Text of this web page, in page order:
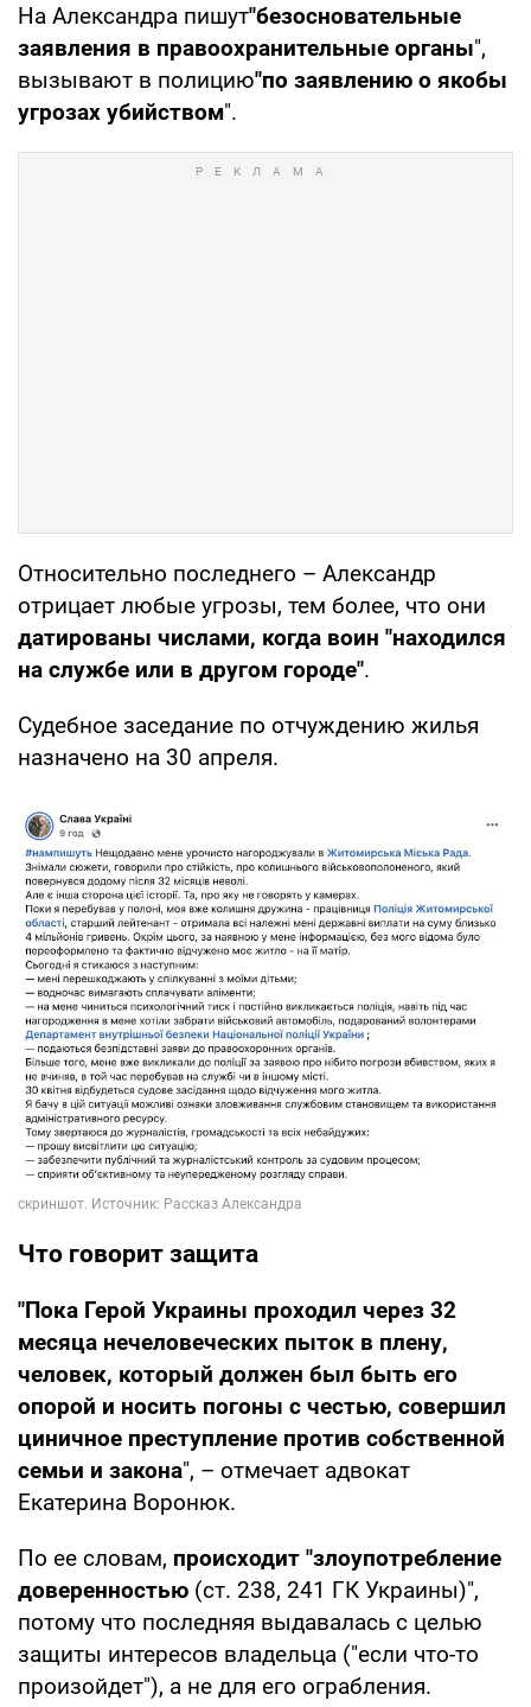
На Александра пишут"безосновательные
заявления в правоохранительные органы",
вызывают в полицию"по заявлению о якобы
угрозах убийством".
Относительно последнего – Александр
отрицает любые угрозы, тем более, что они
датированы числами, когда воин "находился
на службе или в другом городе".
Судебное заседание по отчуждению жилья
назначено на 30 апреля.
Что говорит защита
"Пока Герой Украины проходил через 32
месяца нечеловеческих пыток в плену,
человек, который должен был быть его
опорой и носить погоны с честью, совершил
циничное преступление против собственной
семьи и закона", – отмечает адвокат
Екатерина Воронюк.
По ее словам, происходит "злоупотребление
доверенностью (ст. 238, 241 ГК Украины)",
потому что последняя выдавалась с целью
защиты интересов владельца ("если что-то
произойдет"), а не для его ограбления.